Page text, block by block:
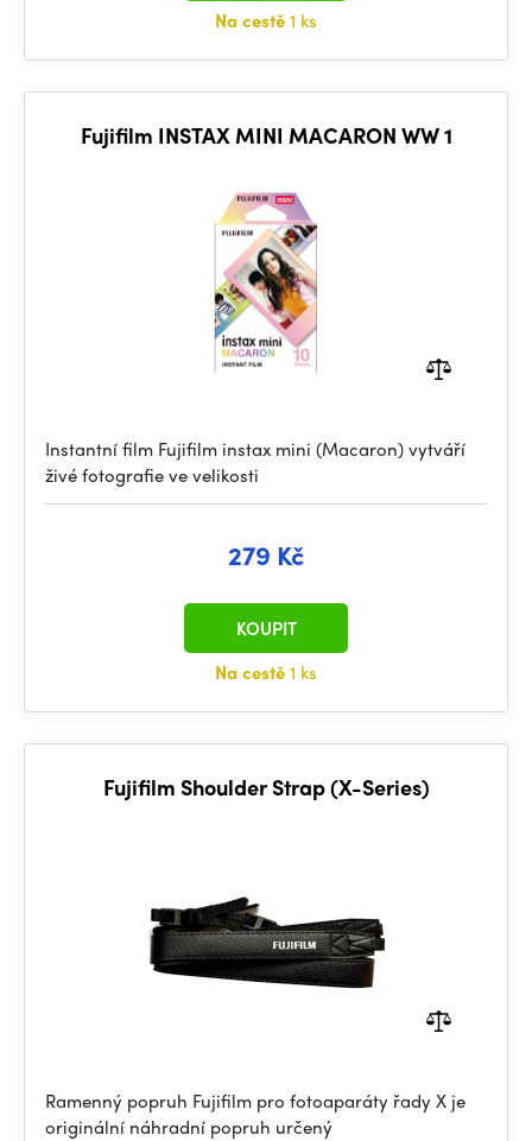
Na cestě1 ks
Fujifilm INSTAX MINI MACARON WW 1
Instantní film Fujifilm instax mini (Macaron) vytváří
živé fotografie ve velikosti
279 Kč
Na cestě1 ks
KOUPIT
Fujifilm Shoulder Strap (X-Series)
Ramenný popruh Fujifilm pro fotoaparáty řady X je
originální náhradní popruh určený